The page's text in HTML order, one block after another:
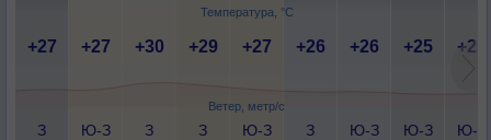
Температура, °C
Ветер, метр/с
+27 +27 +30 +29 +27 +26 +26 +25 +25
З
Ю-З
З
З
Ю-З
З
Ю-З
Ю-З
Ю-З